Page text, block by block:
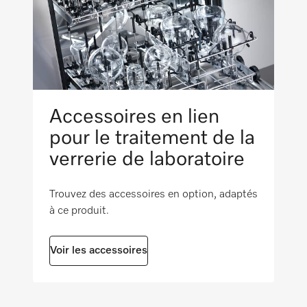
Cote extérieure, largeur brute en mm
560
Cote extérieure, profondeur brute en mm
600
Poids net en kg
Poids brut en kg
Accessoires en lien
pour le traitement de la
verrerie de laboratoire
Trouvez des accessoires en option, adaptés
à ce produit.
Voir les accessoires